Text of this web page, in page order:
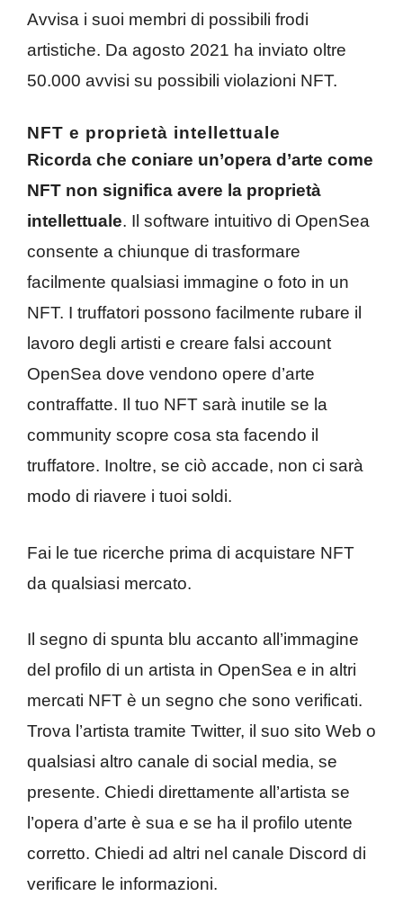
Avvisa i suoi membri di possibili frodi
artistiche. Da agosto 2021 ha inviato oltre
50.000 avvisi su possibili violazioni NFT.
NFT e proprietà intellettuale
Ricorda che coniare un’opera d’arte come
NFT non significa avere la proprietà
intellettuale. Il software intuitivo di OpenSea
consente a chiunque di trasformare
facilmente qualsiasi immagine o foto in un
NFT. I truffatori possono facilmente rubare il
lavoro degli artisti e creare falsi account
OpenSea dove vendono opere d’arte
contraffatte. Il tuo NFT sarà inutile se la
community scopre cosa sta facendo il
truffatore. Inoltre, se ciò accade, non ci sarà
modo di riavere i tuoi soldi.
Fai le tue ricerche prima di acquistare NFT
da qualsiasi mercato.
Il segno di spunta blu accanto all’immagine
del profilo di un artista in OpenSea e in altri
mercati NFT è un segno che sono verificati.
Trova l’artista tramite Twitter, il suo sito Web o
qualsiasi altro canale di social media, se
presente. Chiedi direttamente all’artista se
l’opera d’arte è sua e se ha il profilo utente
corretto. Chiedi ad altri nel canale Discord di
verificare le informazioni.